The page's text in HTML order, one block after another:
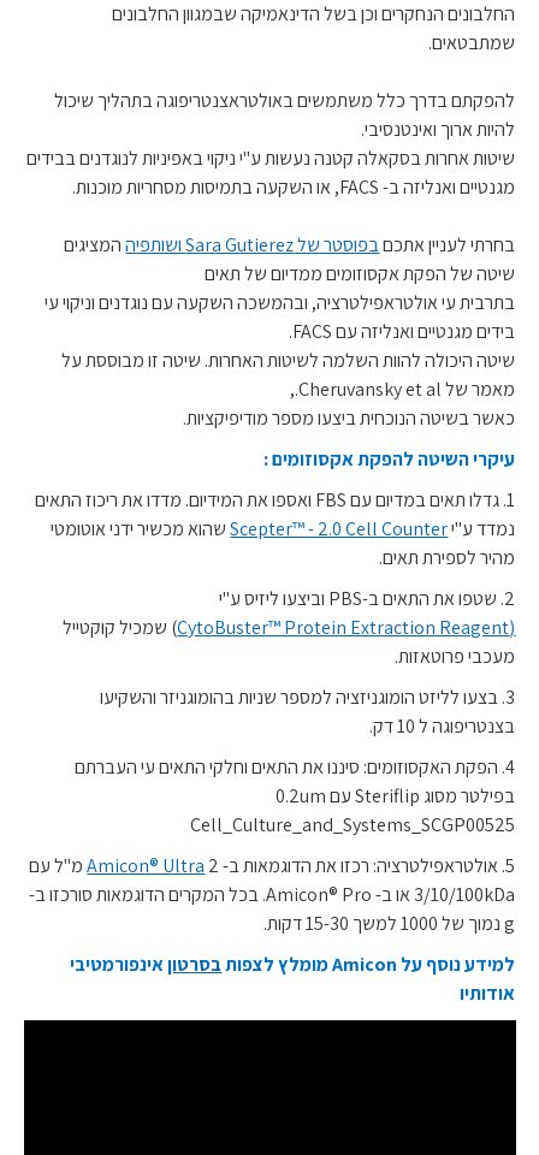
החלבונים הנחקרים וכן בשל הדינאמיקה שבמגוון החלבונים
שמתבטאים.
להפקתם בדרך כלל משתמשים באולטראצנטריפוגה בתהליך שיכול
להיות ארוך ואינטנסיבי.
שיטות אחרות בסקאלה קטנה נעשות ע"י ניקוי באפיניות לנוגדנים בבידים
מגנטיים ואנליזה ב- FACS, או השקעה בתמיסות מסחריות מוכנות.
בחרתי לעניין אתכםבפוסטר של Sara Gutierez ושותפיה
המציגים
שיטה של הפקת אקסוזומים ממדיום של תאים
בתרבית עי אולטראפילטרציה, ובהמשכה השקעה עם נוגדנים וניקוי עי
בידים מגנטיים ואנליזה עם FACS.
שיטה היכולה להוות השלמה לשיטות האחרות. שיטה זו מבוססת על
מאמר של Cheruvansky et al.,
כאשר בשיטה הנוכחית ביצעו מספר מודיפיקציות.
עיקרי השיטה להפקת אקסוזומים :
1. גדלו תאים במדיום עם FBS ואספו את המידיום. מדדו את ריכוז התאים
נמדד ע"יScepter™ - 2.0 Cell Counterשהוא מכשיר ידני אוטומטי
מהיר לספירת תאים.
2. שטפו את התאים ב-PBS וביצעו ליזיס ע"י
(CytoBuster™ Protein Extraction Reagent
) שמכיל קוקטייל
מעכבי פרוטאזות.
3. בצעו לליזט הומוגניזציה למספר שניות בהומוגניזר והשקיעו
בצנטריפוגה ל 10 דק.
4. הפקת האקסוזומים: סיננו את התאים וחלקי התאים עי העברתם
בפילטר מסוג Steriflip עם 0.2um
Cell_Culture_and_Systems_SCGP00525
5. אולטראפילטרציה: רכזו את הדוגמאות ב-
Amicon® Ultra2 מ"ל עם
3/10/100kDa או ב- Amicon® Pro. בכל המקרים הדוגמאות סורכזו ב-
g נמוך של 1000 למשך 15-30 דקות.
למידע נוסף על Amicon מומלץ לצפות
בסרטוןאינפורמטיבי
אודותיו